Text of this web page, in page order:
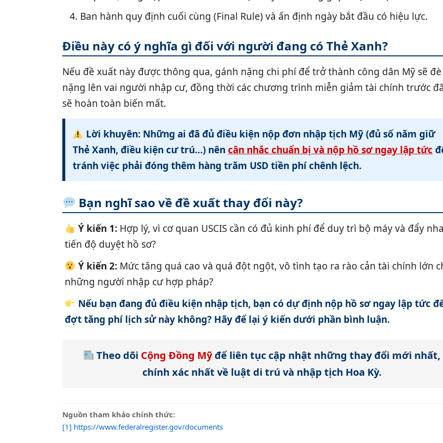
4. Ban hành quy định cuối cùng (Final Rule) và ấn định ngày bắt đầu có hiệu lực.
Điều này có ý nghĩa gì đối với người đang có Thẻ Xanh?
Nếu đề xuất này được thông qua, gánh nặng chi phí để trở thành công dân Mỹ sẽ đè
nặng lên vai người nhập cư, đồng thời các chương trình miễn giảm tài chính trước
sẽ hoàn toàn biến mất.
Lời khuyên: Những ai đã đủ điều kiện nộp đơn nhập tịch Mỹ (đủ số năm giữ
Thẻ Xanh, điều kiện cư trú…) nên cân nhắc chuẩn bị và nộp hồ sơ ngay lập tức
tránh việc phải đóng thêm hàng trăm USD tiền phí chênh lệch.
Bạn nghĩ sao về đề xuất thay đổi này?
Ý kiến 1:Hợp lý, vì cơ quan USCIS cần có đủ kinh phí để duy trì bộ máy và đẩy
tiến độ duyệt hồ sơ?
Ý kiến 2:Mức tăng quá cao và quá đột ngột, vô tình tạo ra rào cản tài chính lớn
những người nhập cư hợp pháp?
Nếu bạn đang đủ điều kiện nhập tịch, bạn có dự định nộp hồ sơ ngay lập tức
đợt tăng phí lịch sử này không? Hãy để lại ý kiến dưới phần bình luận.
Theo dõi Cộng Đồng Mỹđể liên tục cập nhật những thay đổi mới nhất,
chính xác nhất về luật di trú và nhập tịch Hoa Kỳ.
Nguồn tham khảo chính thức:
[1] https://www.federalregister.gov/documents